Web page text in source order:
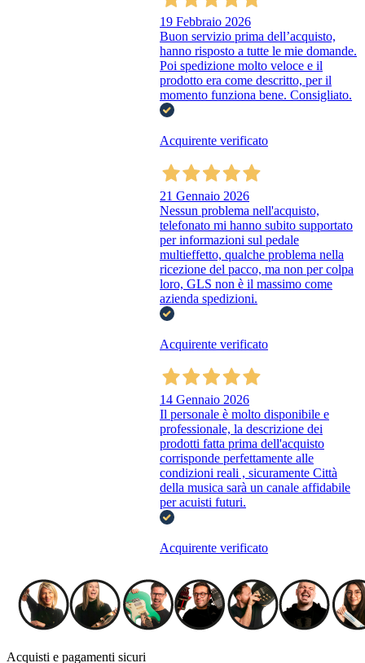
19 Febbraio 2026
Buon servizio prima dell’acquisto,
hanno risposto a tutte le mie domande.
Poi spedizione molto veloce e il
prodotto era come descritto, per il
momento funziona bene. Consigliato.
Acquirente verificato
21 Gennaio 2026
Nessun problema nell'acquisto,
telefonato mi hanno subito supportato
per informazioni sul pedale
multieffetto, qualche problema nella
ricezione del pacco, ma non per colpa
loro, GLS non è il massimo come
azienda spedizioni.
Acquirente verificato
14 Gennaio 2026
Il personale è molto disponibile e
professionale, la descrizione dei
prodotti fatta prima dell'acquisto
corrisponde perfettamente alle
condizioni reali , sicuramente Città
della musica sarà un canale affidabile
per acuisti futuri.
Acquirente verificato
Acquisti e pagamenti sicuri